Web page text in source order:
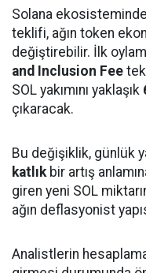
Solana
teklifi, ağın token
değiştirebilir. İlk
and Inclusion Fee
SOL yakımını yaklaşık
çıkaracak.
Bu değişiklik, günlük
katlıkbir artış
giren yeni SOL
ağın deflasyonist
Analistlerin